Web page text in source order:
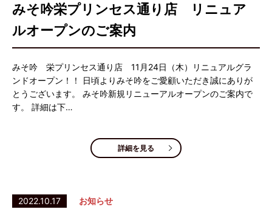
みそ吟栄プリンセス通り店 リニュア
ルオープンのご案内
みそ吟 栄プリンセス通り店 11月24日（木）リニュアルグラ
ンドオープン！！ 日頃よりみそ吟をご愛顧いただき誠にありが
とうございます。 みそ吟新規リニューアルオープンのご案内で
す。 詳細は下…
詳細を見る
2022.10.17 お知らせ